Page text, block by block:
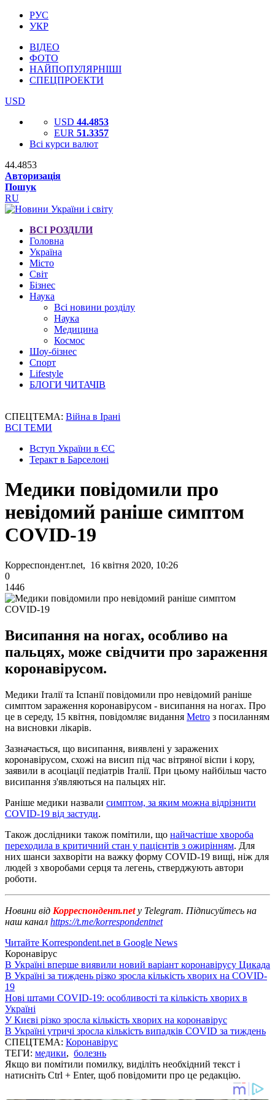
РУС
УКР
ВІДЕО
ФОТО
НАЙПОПУЛЯРНІШІ
СПЕЦПРОЕКТИ
USD
USD 44.4853
EUR 51.3357
Всі курси валют
44.4853
Авторизація
Пошук
RU
ВСІ РОЗДІЛИ
Головна
Україна
Місто
Світ
Бізнес
Наука
Всі новини розділу
Наука
Медицина
Космос
Шоу-бізнес
Спорт
Lifestyle
БЛОГИ ЧИТАЧІВ
СПЕЦТЕМА: Війна в Ірані
ВСІ ТЕМИ
Вступ України в ЄС
Теракт в Барселоні
Медики повідомили про
невідомий раніше симптом
COVID-19
Корреспондент.net, 16 квітня 2020, 10:26
0
1446
Висипання на ногах, особливо на
пальцях, може свідчити про зараження
коронавірусом.
Медики Італії та Іспанії повідомили про невідомий раніше
симптом зараження коронавірусом - висипання на ногах. Про
це в середу, 15 квітня, повідомляє видання Metro з посиланням
на висновки лікарів.
Зазначається, що висипання, виявлені у заражених
коронавірусом, схожі на висип під час вітряної віспи і кору,
заявили в асоціації педіатрів Італії. При цьому найбільш часто
висипання з'являються на пальцях ніг.
Раніше медики назвали симптом, за яким можна відрізнити
COVID-19 від застуди.
Також дослідники також помітили, що найчастіше хвороба
переходила в критичний стан у пацієнтів з ожирінням. Для
них шанси захворіти на важку форму COVID-19 вищі, ніж для
людей з хворобами серця та легень, стверджують автори
роботи.
Новини від Корреспондент.net у Telegram. Підписуйтесь на
наш канал https://t.me/korrespondentnet
Читайте Korrespondent.net в Google News
Коронавірус
В Україні вперше виявили новий варіант коронавірусу Цикада
В Україні за тиждень різко зросла кількість хворих на COVID-
19
Нові штами COVID-19: особливості та кількість хворих в
Україні
У Києві різко зросла кількість хворих на коронавірус
В Україні утричі зросла кількість випадків COVID за тиждень
СПЕЦТЕМА: Коронавірус
ТЕГИ: медики, болезнь
Якщо ви помітили помилку, виділіть необхідний текст і
натисніть Ctrl + Enter, щоб повідомити про це редакцію.